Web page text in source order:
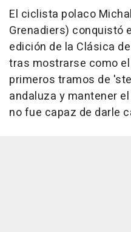
El ciclista polaco
Grenadiers) conquistó
edición de la Clásica
tras mostrarse como
primeros tramos de
andaluza y mantener
no fue capaz de darle